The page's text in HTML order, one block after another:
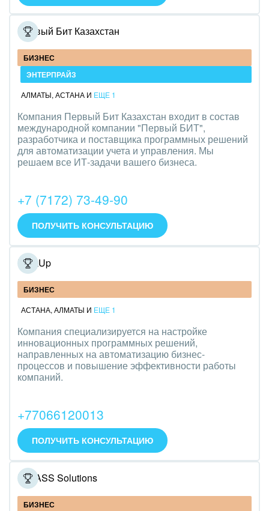
IT, Интернет
Консалтинговые и управленческие услуги
Культурные события, спорт, шоу-бизнес
Логистика
Мебель, лес, деревообработка
Медицина и фармацевтика
Металлургия
Мода, одежда, аксессуары, стиль
Нефть, газ
Оборудование, техника
Полиграфия
Ритуальные услуги
Рынки и торговля
Связь и телекоммуникации
Финансы, бухгалтерия, банки
Электроэнергетика
Ювелирное дело
Юриспруденция
Первый Бит Казахстан
БИЗНЕС
ЭНТЕРПРАЙЗ
АЛМАТЫ, АСТАНА И ЕЩЕ 1
Компания Первый Бит Казахстан входит в состав
международной компании "Первый БИТ",
разработчика и поставщика программных решений
для автоматизации учета и управления. Мы
решаем все ИТ-задачи вашего бизнеса.
+7 (7172) 73-49-90
ПОЛУЧИТЬ КОНСУЛЬТАЦИЮ
LookUp
БИЗНЕС
АСТАНА, АЛМАТЫ И ЕЩЕ 1
Компания специализируется на настройке
инновационных программных решений,
направленных на автоматизацию бизнес-
процессов и повышение эффективности работы
компаний.
+77066120013
ПОЛУЧИТЬ КОНСУЛЬТАЦИЮ
IT DASS Solutions
БИЗНЕС